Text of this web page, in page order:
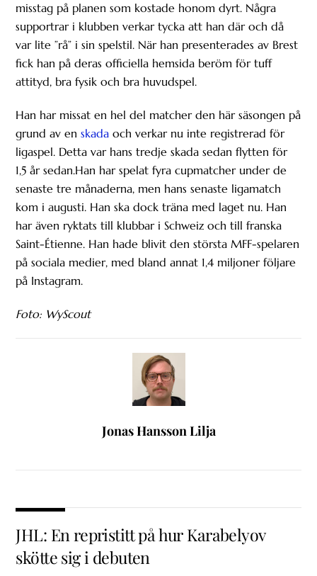
misstag på planen som kostade honom dyrt. Några
supportrar i klubben verkar tycka att han där och då
var lite ”rå” i sin spelstil. När han presenterades av Brest
fick han på deras officiella hemsida beröm för tuff
attityd, bra fysik och bra huvudspel.
Han har missat en hel del matcher den här säsongen på
grund av enskada och verkar nu inte registrerad för
ligaspel. Detta var hans tredje skada sedan flytten för
1,5 år sedan.Han har spelat fyra cupmatcher under de
senaste tre månaderna, men hans senaste ligamatch
kom i augusti. Han ska dock träna med laget nu. Han
har även ryktats till klubbar i Schweiz och till franska
Saint-Étienne. Han hade blivit den största MFF-spelaren
på sociala medier, med bland annat 1,4 miljoner följare
på Instagram.
Foto: WyScout
Jonas Hansson Lilja
JHL: En repristitt på hur Karabelyov
skötte sig i debuten